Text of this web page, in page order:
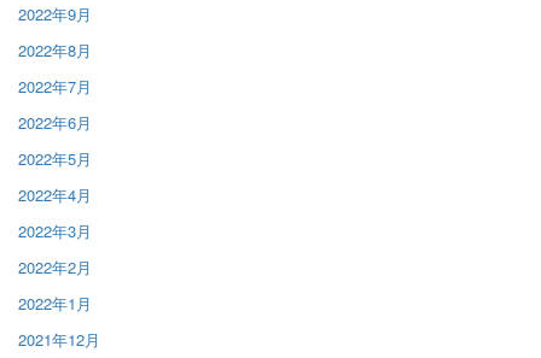
2022年9月
2022年8月
2022年7月
2022年6月
2022年5月
2022年4月
2022年3月
2022年2月
2022年1月
2021年12月